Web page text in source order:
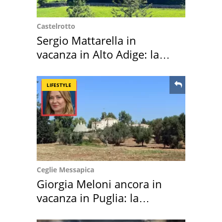
Castelrotto
Sergio Mattarella in
vacanza in Alto Adige: la
LIFESTYLE
Ceglie Messapica
Giorgia Meloni ancora in
vacanza in Puglia: la